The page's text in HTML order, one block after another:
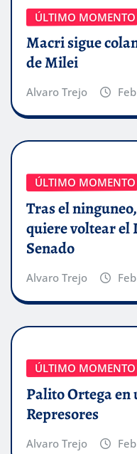
ÚLTIMO MOMENTO
Macri sigue
de Milei
Alvaro Trejo
ÚLTIMO MOMENTO
Tras el
quiere voltear el
Senado
Alvaro Trejo
ÚLTIMO MOMENTO
Palito Ortega en
Represores
Alvaro Trejo